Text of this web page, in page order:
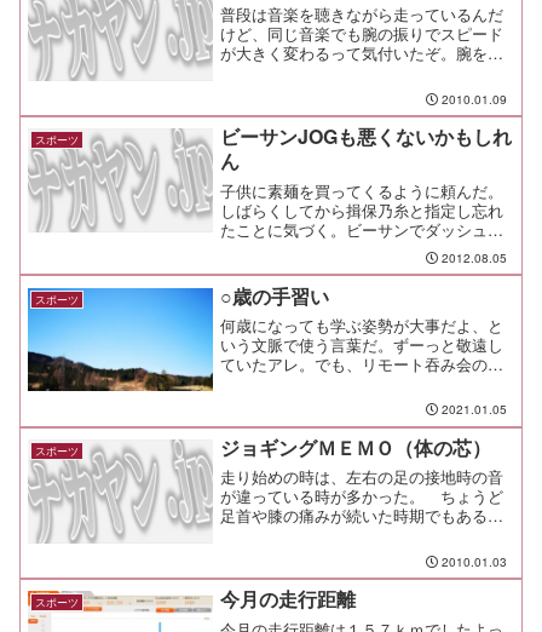
普段は音楽を聴きながら走っているんだ
けど、同じ音楽でも腕の振りでスピード
が大きく変わるって気付いたぞ。腕をこ
大きく力を入れて振ればスピードも乗
る。 脚力だけじゃなくて腕力も大事な
要素になるってことだね。 ...
2010.01.09
スポーツ
ビーサンJOGも悪くないかもしれ
ん
子供に素麺を買ってくるように頼んだ。
しばらくしてから揖保乃糸と指定し忘れ
たことに気づく。ビーサンでダッシュで
子供の後を追いかけて間に合った。意外
とビーサンで走るのって楽だと気づい
た。試しに8kmほどジョギングしてみ
た。ふくらはぎパンパンだけ...
2012.08.05
スポーツ ○歳の手習い
何歳になっても学ぶ姿勢が大事だよ、と
いう文脈で使う言葉だ。ずーっと敬遠し
ていたアレ。でも、リモート吞み会の勢
結果、今後も少しならやって良いかな、
という感じ。
2021.01.05
スポーツ ジョギングＭＥＭＯ（体の芯）
走り始めの時は、左右の足の接地時の音
が違っている時が多かった。 ちょうど
足首や膝の痛みが続いた時期でもあるん
の悪さにあるんじゃないだろうか？走り
ながら足の運びに注意していると、左右
の足の接地するタイミング...
2010.01.03
スポーツ 今月の走行距離